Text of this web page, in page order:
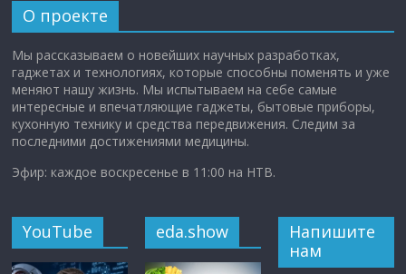
О проекте
Мы рассказываем о новейших научных разработках,
гаджетах и технологиях, которые способны поменять и уже
меняют нашу жизнь. Мы испытываем на себе самые
интересные и впечатляющие гаджеты, бытовые приборы,
кухонную технику и средства передвижения. Следим за
последними достижениями медицины.
Эфир: каждое воскресенье в 11:00 на НТВ.
YouTube eda.show
Напишите
нам